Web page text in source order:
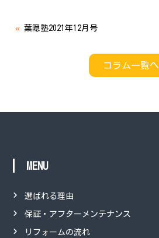
«葉隠塾2021年12月号
コラム一覧へ
MENU
選ばれる理由
保証・アフターメンテナンス
リフォームの流れ